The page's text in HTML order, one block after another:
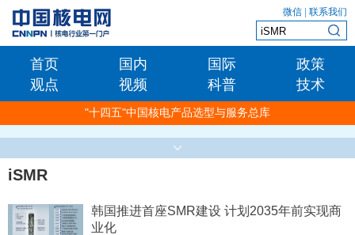
微信 联系我们
首页 国内 国际
政策
观点
视频 科普 技术
"十四五"中国核电产品选型与服务总库
iSMR
韩国推进首座SMR建设 计划2035年前实现商
业化